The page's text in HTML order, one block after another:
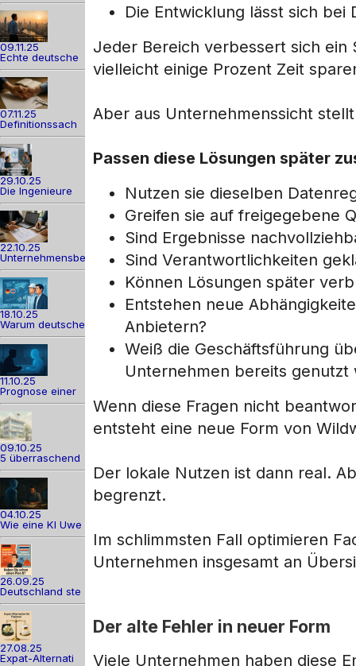
09.11.25
Echte deutsche
07.11.25
Definitionssach
29.10.25
Die Ingenieure
22.10.25
Unternehmensber
18.10.25
Warum deutsche
11.10.25
Prognose einer
09.10.25
5 überraschend
04.10.25
Wie eine KI Uwe
26.09.25
Deutschland ste
27.08.25
Expat-Alternati
Die Entwicklung lässt sich
Jeder Bereich verbessert sich
vielleicht einige Prozent Zeit
Aber aus Unternehmenssicht
Passen diese Lösungen später
Nutzen sie dieselben
Greifen sie auf freigegebene
Sind Ergebnisse
Sind Verantwortlichkeiten
Können Lösungen später
Entstehen neue
Anbietern?
Weiß die Geschäftsführung
Unternehmen bereits genutzt
Wenn diese Fragen nicht
entsteht eine neue Form von
Der lokale Nutzen ist dann real.
begrenzt.
Im schlimmsten Fall optimieren
Unternehmen insgesamt an
Der alte Fehler in neuer Form
Viele Unternehmen haben diese